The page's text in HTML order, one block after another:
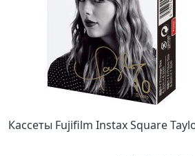
Кассеты Fujifilm Instax Square